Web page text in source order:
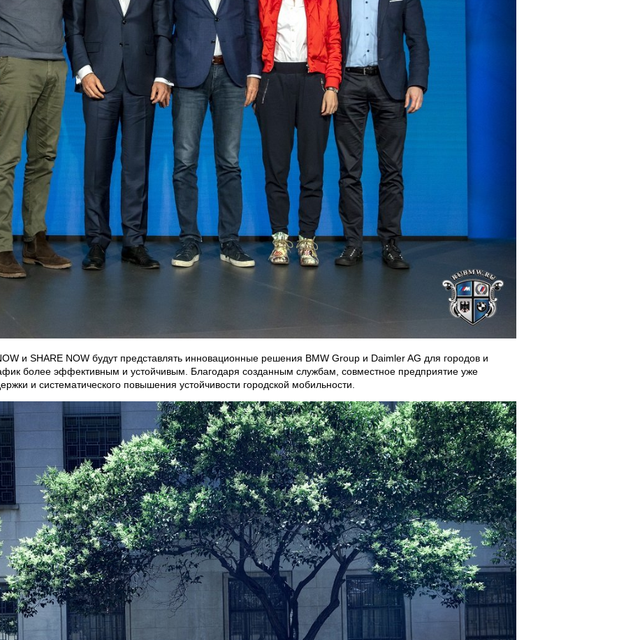
и SHARE NOW будут представлять инновационные решения BMW Group и Daimler AG для городов и
более эффективным и устойчивым. Благодаря созданным службам, совместное предприятие уже
и систематического повышения устойчивости городской мобильности.